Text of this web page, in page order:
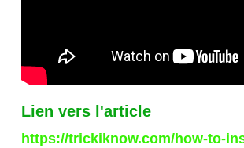
Lien vers l'article
https://trickiknow.com/how-to-